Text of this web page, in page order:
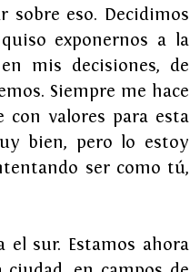
sobre eso. Decidimos
exponernos a la
mis decisiones, de
Siempre me hace
valores para esta
bien, pero lo estoy
ser como tú,
el sur. Estamos ahora